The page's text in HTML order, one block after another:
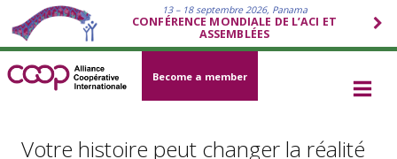
13 – 18 septembre 2026, Panama
CONFÉRENCE MONDIALE DE L’ACI ET
ASSEMBLÉES
Become a member
Votre histoire peut changer la réalité